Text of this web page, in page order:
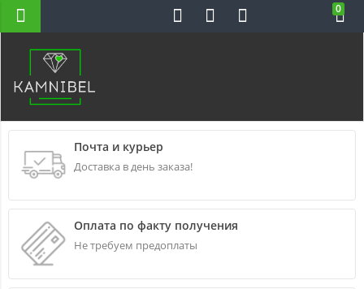
ВС 10-22
0
Почта и курьер
Доставка в день заказа!
Оплата по факту получения
Не требуем предоплаты